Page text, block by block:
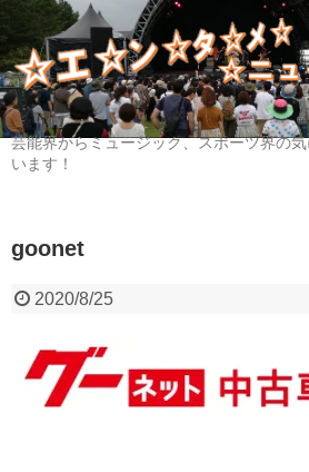
芸能界からミュージック、スポーツ界の
います！
goonet
2020/8/25